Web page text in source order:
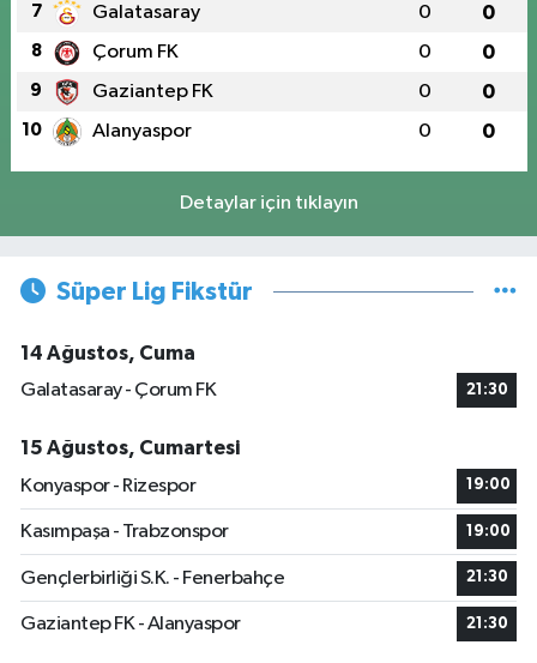
7 Galatasaray 0 0
8 Çorum FK 0 0
9 Gaziantep FK 0 0
10 Alanyaspor 0 0
Detaylar için tıklayın
Süper Lig Fikstür
14 Ağustos, Cuma
Galatasaray - Çorum FK
21:30
15 Ağustos, Cumartesi
Konyaspor - Rizespor
19:00
Kasımpaşa - Trabzonspor 19:00
Gençlerbirliği S.K. - Fenerbahçe 21:30
Gaziantep FK - Alanyaspor 21:30